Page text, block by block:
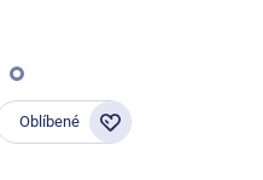
Oblíbené